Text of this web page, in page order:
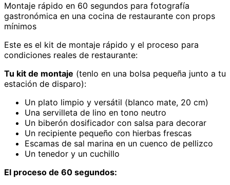
Montaje rápido en 60 segundos para fotografía
gastronómica en una cocina de restaurante con props
mínimos
Este es el kit de montaje rápido y el proceso para
condiciones reales de restaurante:
Tu kit de montaje (tenlo en una bolsa pequeña junto a tu
estación de disparo):
Un plato limpio y versátil (blanco mate, 20 cm)
Una servilleta de lino en tono neutro
Un biberón dosificador con salsa para decorar
Un recipiente pequeño con hierbas frescas
Escamas de sal marina en un cuenco de pellizco
Un tenedor y un cuchillo
El proceso de 60 segundos: